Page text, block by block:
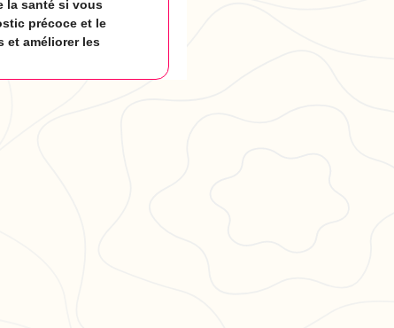
la santé si vous
précoce et le
et améliorer les